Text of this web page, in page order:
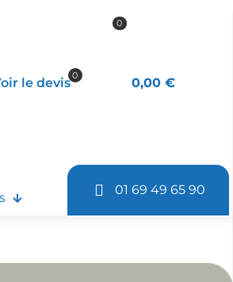
le devis0
0
0,00 €
01 69 49 65 90